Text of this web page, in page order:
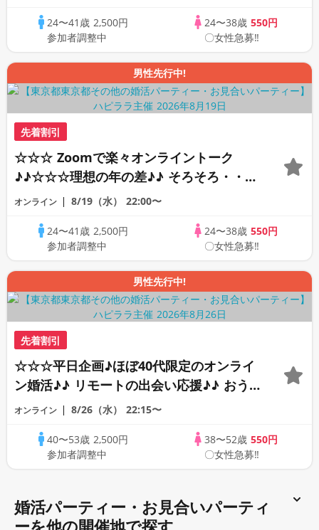
行あり♪♪24〜41歳 2,500円
参加者調整中
24〜38歳 550円
〇女性急募‼
男性先行中!
先着割引
☆☆☆ Zoomで楽々オンライントーク
♪♪☆☆☆理想の年の差♪♪ そろそろ・・・
素敵な恋人見つけたい♪ ♪☆カジュアルな
行あり♪♪
オンライン 8/19（水） 22:00〜
24〜41歳 2,500円
参加者調整中
24〜38歳 550円
〇女性急募‼
男性先行中!
先着割引
☆☆☆平日企画♪ほぼ40代限定のオンライ
ン婚活♪♪ リモートの出会い応援♪♪ おう
ちで乾杯しませんか♪♪ ☆全国の方が対象
PARTY!!
オンライン 8/26（水） 22:15〜
40〜53歳 2,500円
参加者調整中
38〜52歳 550円
〇女性急募‼
婚活パーティー・お見合いパーティ
ーを他の開催地で探す